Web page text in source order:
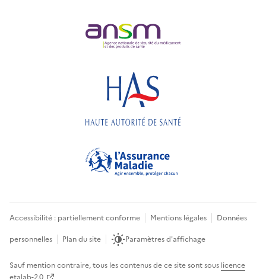
Accessibilité : partiellement conforme Mentions légales
Données
personnelles
Plan du site Paramètres d'affichage
Sauf mention contraire, tous les contenus de ce site sont sous licence